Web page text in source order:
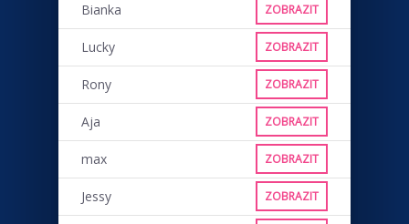
Bianka ZOBRAZIT
Lucky ZOBRAZIT
Rony ZOBRAZIT
Aja ZOBRAZIT
max ZOBRAZIT
Jessy ZOBRAZIT